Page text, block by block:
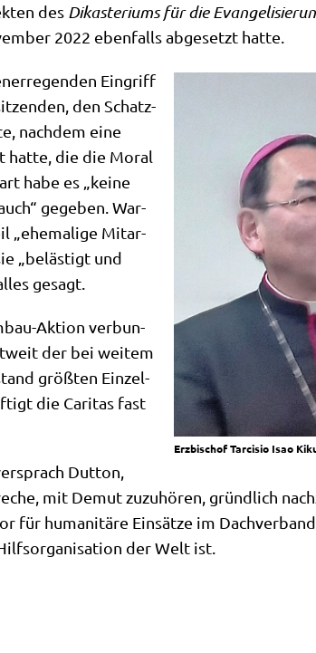
des Dik­aste­ri­ums für die
2022 eben­falls abge­setzt hatte.
Erz­bi­schof Tar­cis­io Isao
Ein­griff
den Schatz­
nach­dem eine
hat­te, die die Moral
habe es „kei­ne
gege­ben. War­
„ehe­ma­li­ge Mit­ar­
„belä­stigt und
gesagt.
Akti­on ver­bun­
der bei wei­tem
größ­ten Ein­zel­
die Cari­tas fast
Dut­ton,
mit Demut zuzu­hö­ren, gründ­lich
für huma­ni­tä­re Ein­sät­ze im
der Welt ist.